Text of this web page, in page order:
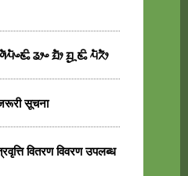
ᤕᤣᤴ ᤀᤠᤣ ᤀᤢᤳᤇᤡᤱ ᤘᤠᤖᤠᤣ
सूचना
वितरण विवरण उपलब्ध